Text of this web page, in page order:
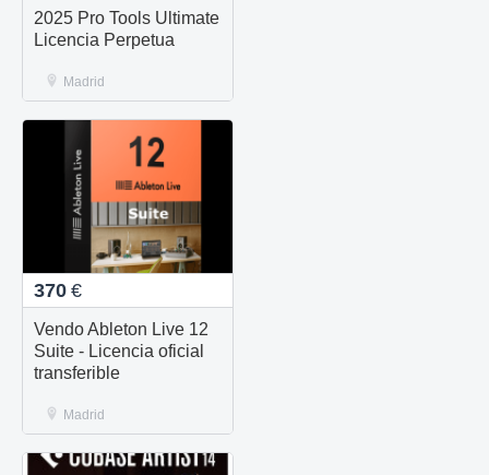
2025 Pro Tools Ultimate
Licencia Perpetua
Madrid
370 €
Vendo Ableton Live 12
Suite - Licencia oficial
transferible
Madrid